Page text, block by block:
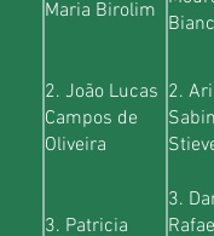
Maria Birolim
2. João Lucas
Campos de
Oliveira
2.
3. Patricia
3.